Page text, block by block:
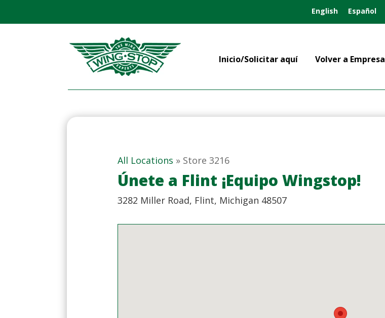
English Español
Inicio/Solicitar aquí Volver a Empresa
All Locations » Store 3216
Únete a Flint ¡Equipo Wingstop!
3282 Miller Road, Flint, Michigan 48507